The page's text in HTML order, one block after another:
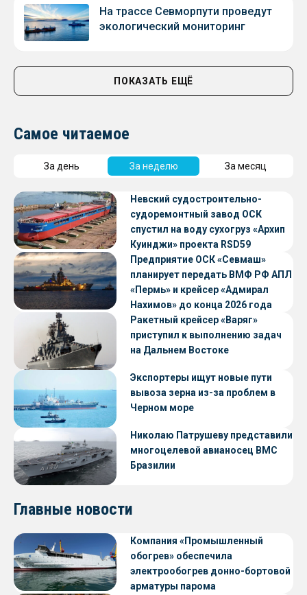
На трассе Севморпути проведут
экологический мониторинг
ПОКАЗАТЬ ЕЩЁ
Самое читаемое
За день За неделю За месяц
Невский судостроительно-
судоремонтный завод ОСК
спустил на воду сухогруз «Архип
Куинджи» проекта RSD59
Предприятие ОСК «Севмаш»
планирует передать ВМФ РФ АПЛ
«Пермь» и крейсер «Адмирал
Нахимов» до конца 2026 года
Ракетный крейсер «Варяг»
приступил к выполнению задач
на Дальнем Востоке
Экспортеры ищут новые пути
вывоза зерна из-за проблем в
Черном море
Николаю Патрушеву представили
многоцелевой авианосец ВМС
Бразилии
Главные новости
Компания «Промышленный
обогрев» обеспечила
электрообогрев донно-бортовой
арматуры парома